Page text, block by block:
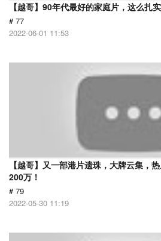
【越哥】90年代最好的家庭片，这么扎
# 77
2022-06-01 11:53
【越哥】又一部港片遗珠，大牌云集，
200万！
# 79
2022-05-30 11:19